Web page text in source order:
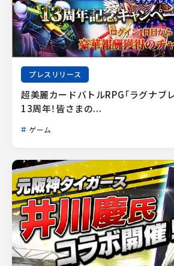
プレスリリース
超美麗カードバトルRPG「ラグナブ
13周年！皆さまの...
ゲーム